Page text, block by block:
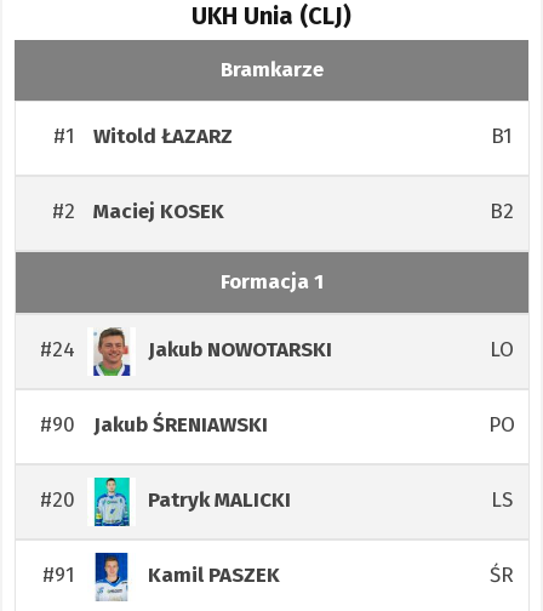
UKH Unia (CLJ)
Bramkarze
#1 Witold ŁAZARZ B1
#2 Maciej KOSEK B2
Formacja 1
#24 Jakub NOWOTARSKI LO
#90 JakubŚRENIAWSKI PO
#20 PatrykMALICKI LS
#91 Kamil PASZEK ŚR